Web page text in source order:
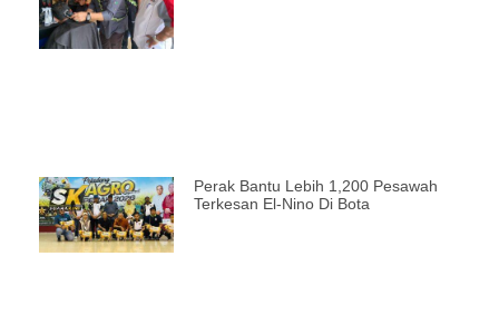
Perak Bantu Lebih 1,200 Pesawah
Terkesan El-Nino Di Bota